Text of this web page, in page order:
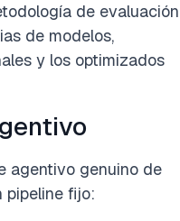
de evaluación
de modelos,
y los optimizados
agentivo genuino de
pipeline fijo: